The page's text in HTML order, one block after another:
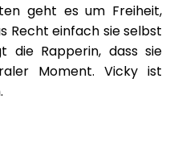
geht es um Freiheit,
Recht einfach sie selbst
die Rapperin, dass sie
Moment. Vicky ist